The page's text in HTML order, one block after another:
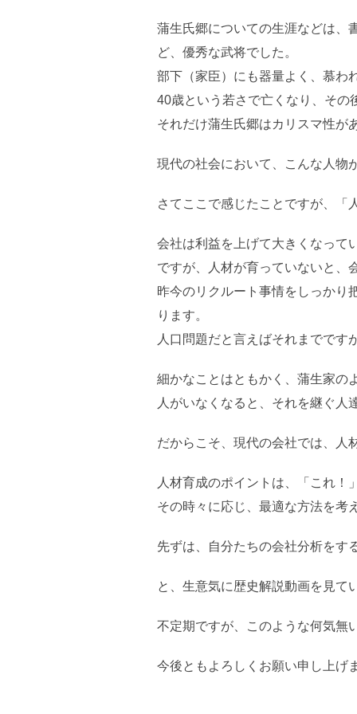
蒲生氏郷についての生涯などは、
ど、優秀な武将でした。
部下（家臣）にも器量よく、慕わ
40歳という若さで亡くなり、その
それだけ蒲生氏郷はカリスマ性が
現代の社会において、こんな人物
さてここで感じたことですが、「
会社は利益を上げて大きくなって
ですが、人材が育っていないと、
昨今のリクルート事情をしっかり
ります。
人口問題だと言えばそれまでです
細かなことはともかく、蒲生家の
人がいなくなると、それを継ぐ人
だからこそ、現代の会社では、人
人材育成のポイントは、「これ！
その時々に応じ、最適な方法を考
先ずは、自分たちの会社分析をす
と、生意気に歴史解説動画を見て
不定期ですが、このような何気無
今後ともよろしくお願い申し上げ